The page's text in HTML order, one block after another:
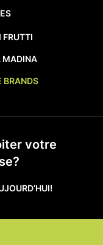
FRUTTI
MADINA
BRANDS
votre